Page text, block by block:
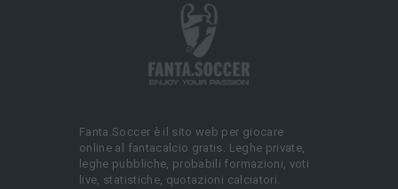
Fanta.Soccer è il sito web per giocare
online al fantacalcio gratis. Leghe private,
leghe pubbliche, probabili formazioni, voti
live, statistiche, quotazioni calciatori.